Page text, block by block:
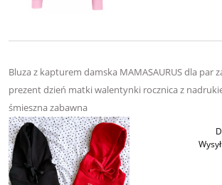
Bluza z kapturem damska MAMASAURUS dla par
prezent dzień matki walentynki rocznica z
śmieszna zabawna